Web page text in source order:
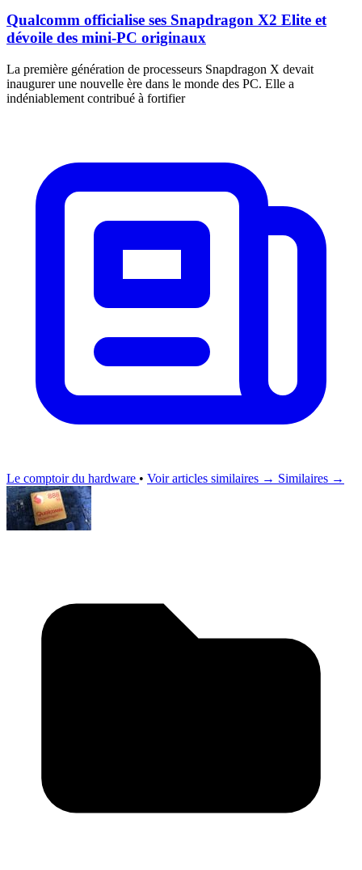
Qualcomm officialise ses Snapdragon X2 Elite et
dévoile des mini-PC originaux
La première génération de processeurs Snapdragon X devait
inaugurer une nouvelle ère dans le monde des PC. Elle a
indéniablement contribué à fortifier
Le comptoir du hardware • Voir articles similaires → Similaires →